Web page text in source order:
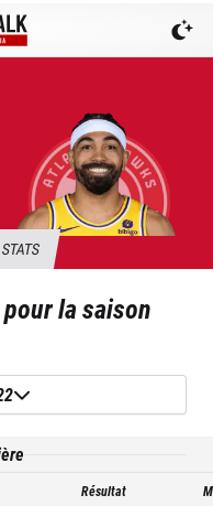
STATS
pour la saison
Résultat